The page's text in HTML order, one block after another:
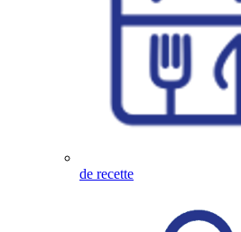
de recette